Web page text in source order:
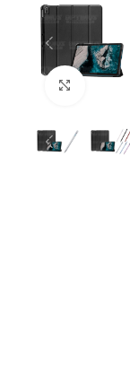
Click